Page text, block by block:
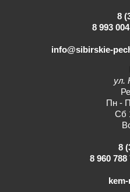
8
8 993
info@sibirskie-
ул.
Пн -
Сб
8
8 960 788